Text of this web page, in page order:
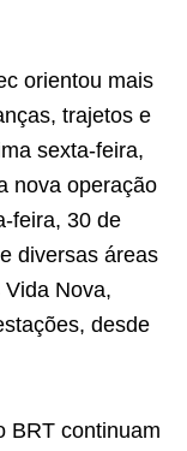
orientou mais
trajetos e
sexta-feira,
nova operação
feira, 30 de
diversas áreas
Nova,
desde
BRT continuam